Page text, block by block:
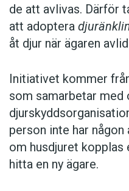
de att avlivas. Därför
att adoptera
åt djur när ägaren
Initiativet kommer
som samarbetar med
person inte har någon
om husdjuret
hitta en ny ägare.